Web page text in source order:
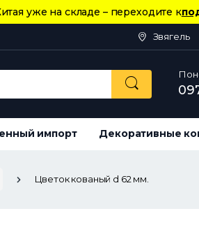
уже на складе – переходите к
Звягель
импорт Декоративные
Цветок кованый d 62 мм.